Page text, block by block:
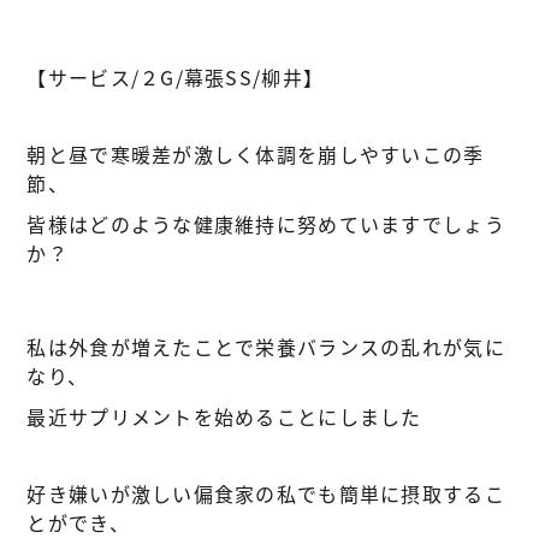
【サービス/２G/幕張SS/柳井】
朝と昼で寒暖差が激しく体調を崩しやすいこの季
節、
皆様はどのような健康維持に努めていますでしょう
か？
私は外食が増えたことで栄養バランスの乱れが気に
なり、
最近サプリメントを始めることにしました
好き嫌いが激しい偏食家の私でも簡単に摂取するこ
とができ、